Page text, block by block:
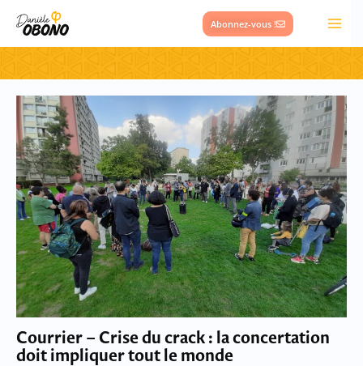
contenu
Abonnez-vous !
Courrier – Crise du crack : la concertation
doit impliquer tout le monde
PagePagePagePagePage